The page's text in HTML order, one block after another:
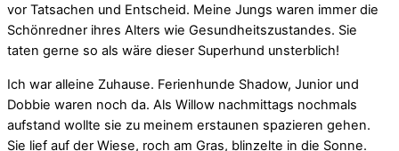
vor Tatsachen und Entscheid. Meine Jungs waren immer die
Schönredner ihres Alters wie Gesundheitszustandes. Sie
taten gerne so als wäre dieser Superhund unsterblich!
Ich war alleine Zuhause. Ferienhunde Shadow, Junior und
Dobbie waren noch da. Als Willow nachmittags nochmals
aufstand wollte sie zu meinem erstaunen spazieren gehen.
Sie lief auf der Wiese, roch am Gras, blinzelte in die Sonne.